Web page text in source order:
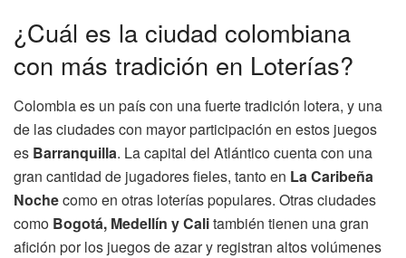
¿Cuál es la ciudad colombiana
con más tradición en Loterías?
Colombia es un país con una fuerte tradición lotera, y una
de las ciudades con mayor participación en estos juegos
es Barranquilla. La capital del Atlántico cuenta con una
gran cantidad de jugadores fieles, tanto en La Caribeña
Nochecomo en otras loterías populares. Otras ciudades
como Bogotá, Medellín y Calitambién tienen una gran
afición por los juegos de azar y registran altos volúmenes